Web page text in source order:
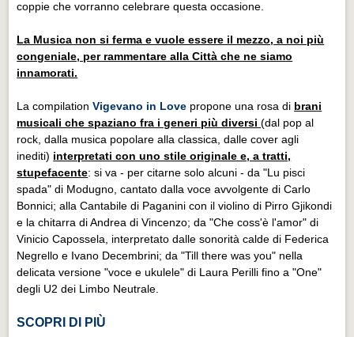
coppie che vorranno celebrare questa occasione.
La Musica non si ferma e vuole essere il mezzo, a noi più
congeniale, per rammentare alla Città che ne siamo
innamorati.
La compilationVigevano in Love propone una rosa di brani
musicali che spaziano fra i generi più diversi (dal pop al
rock, dalla musica popolare alla classica, dalle cover agli
inediti) interpretati con uno stile originale e, a tratti,
stupefacente: si va - per citarne solo alcuni - da "Lu pisci
spada" di Modugno, cantato dalla voce avvolgente di Carlo
Bonnici; alla Cantabile di Paganini con il violino di Pirro Gjikondi
e la chitarra di Andrea di Vincenzo; da "Che coss'è l'amor" di
Vinicio Capossela, interpretato dalle sonorità calde di Federica
Negrello e Ivano Decembrini; da "Till there was you" nella
delicata versione "voce e ukulele" di Laura Perilli fino a "One"
degli U2 dei Limbo Neutrale.
SCOPRI DI PIÙ